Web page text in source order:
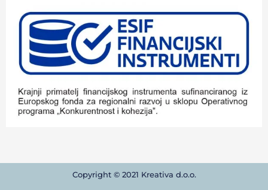
Copyright © 2021 Kreativa d.o.o.